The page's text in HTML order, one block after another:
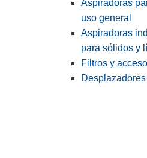
Aspiradoras
uso general
Aspiradoras
para sólidos y
Filtros y